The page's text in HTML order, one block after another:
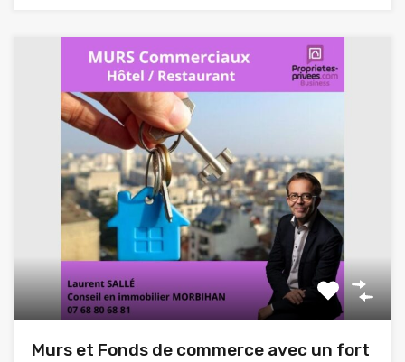
Murs et Fonds de commerce avec un fort